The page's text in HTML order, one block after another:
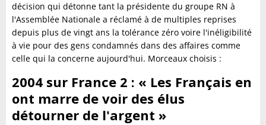
décision qui détonne tant la présidente du groupe RN à
l'Assemblée Nationale a réclamé à de multiples reprises
depuis plus de vingt ans la tolérance zéro voire l'inéligibilité
à vie pour des gens condamnés dans des affaires comme
celle qui la concerne aujourd'hui. Morceaux choisis :
2004 sur France 2 : « Les Français en
ont marre de voir des élus
détourner de l'argent »